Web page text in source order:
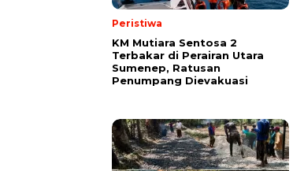
Peristiwa
KM Mutiara Sentosa 2
Terbakar di Perairan Utara
Sumenep, Ratusan
Penumpang Dievakuasi